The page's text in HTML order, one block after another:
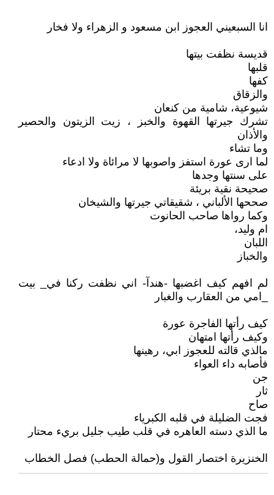
انا السبعيني العجوز ابن مسعود و الزهراء ولا فخار
قديسة نظفت بيتها
قلبها
كفها
والزقاق
شيوعية، شامية من كنعان
تشرك جيرتها القهوة والخبز ، زيت الزيتون والحصير
والأذان
وما تشاء
لما ارى عورة استفز واصوبها لا مرائاة ولا ادعاء
على سنتها وجدها
صحيحة نقية بريئة
صححها الألباني ، شقيقاتي جيرتها والشيخان
وكما رواها صاحب الحانوت
ام وليد،
اللبان
والخباز
لم افهم كيف اغضبها -هندآ- اني نظفت ركنا في_ بيت
_امي من العقارب والغبار
كيف رأتها الفاجرة عورة
وكيف رأتها امتهان
مالذي قالته للعجوز ابي، رهينها
فأصابه داء العواء
جن
ثار
صاح
فجت الضليلة في قلبه الكبرياء
ما الذي دسته العاهره في قلب طيب جليل بريء محتار
الخنزيرة اختصار القول و(حمالة الحطب) فصل الخطاب